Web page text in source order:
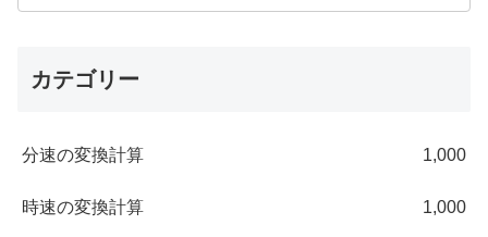
カテゴリー
分速の変換計算 1,000
時速の変換計算 1,000